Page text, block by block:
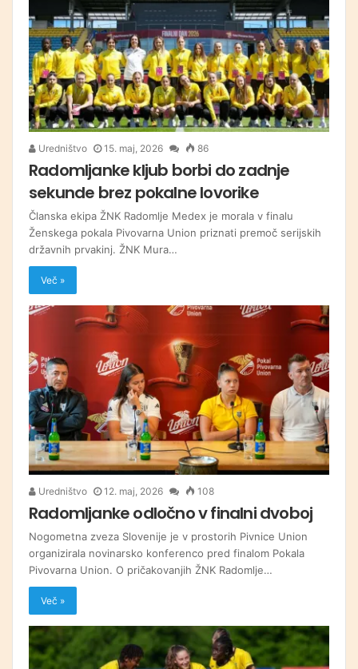
Uredništvo 15. maj, 2026 86
Radomljanke kljub borbi do zadnje
sekunde brez pokalne lovorike
Članska ekipa ŽNK Radomlje Medex je morala v finalu
Ženskega pokala Pivovarna Union priznati premoč serijskih
državnih prvakinj. ŽNK Mura…
Več »
Uredništvo 12. maj, 2026 108
Radomljanke odločno v finalni dvoboj
Nogometna zveza Slovenije je v prostorih Pivnice Union
organizirala novinarsko konferenco pred finalom Pokala
Pivovarna Union. O pričakovanjih ŽNK Radomlje…
Več »